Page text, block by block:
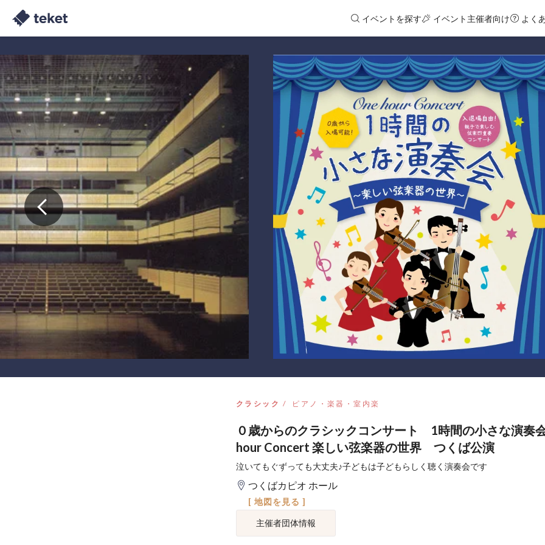
イベントを探す イベント主催者向け よく
クラシック ピアノ・楽器・室内楽
０歳からのクラシックコンサート 1時間の小さな演奏
hour Concert 楽しい弦楽器の世界 つくば公演
泣いてもぐずっても大丈夫♪子どもは子どもらしく聴く演奏会です
つくばカピオ ホール
[ 地図を見る ]
主催者団体情報